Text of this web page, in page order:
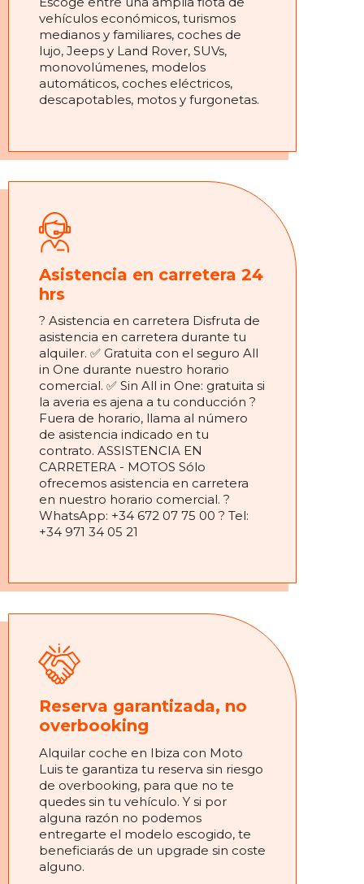
vehículos económicos, turismos
medianos y familiares, coches de
lujo, Jeeps y Land Rover, SUVs,
monovolúmenes, modelos
automáticos, coches eléctricos,
descapotables, motos y furgonetas.
Asistencia en carretera 24
hrs
? Asistencia en carretera Disfruta de
asistencia en carretera durante tu
alquiler. ✅ Gratuita con el seguro All
in One durante nuestro horario
comercial. ✅ Sin All in One: gratuita si
la averia es ajena a tu conducción ?
Fuera de horario, llama al número
de asistencia indicado en tu
contrato. ASSISTENCIA EN
CARRETERA - MOTOS Sólo
ofrecemos asistencia en carretera
en nuestro horario comercial. ?
WhatsApp: +34 672 07 75 00 ? Tel:
+34 971 34 05 21
Reserva garantizada, no
overbooking
Alquilar coche en Ibiza con Moto
Luis te garantiza tu reserva sin riesgo
de overbooking, para que no te
quedes sin tu vehículo. Y si por
alguna razón no podemos
entregarte el modelo escogido, te
beneficiarás de un upgrade sin coste
alguno.